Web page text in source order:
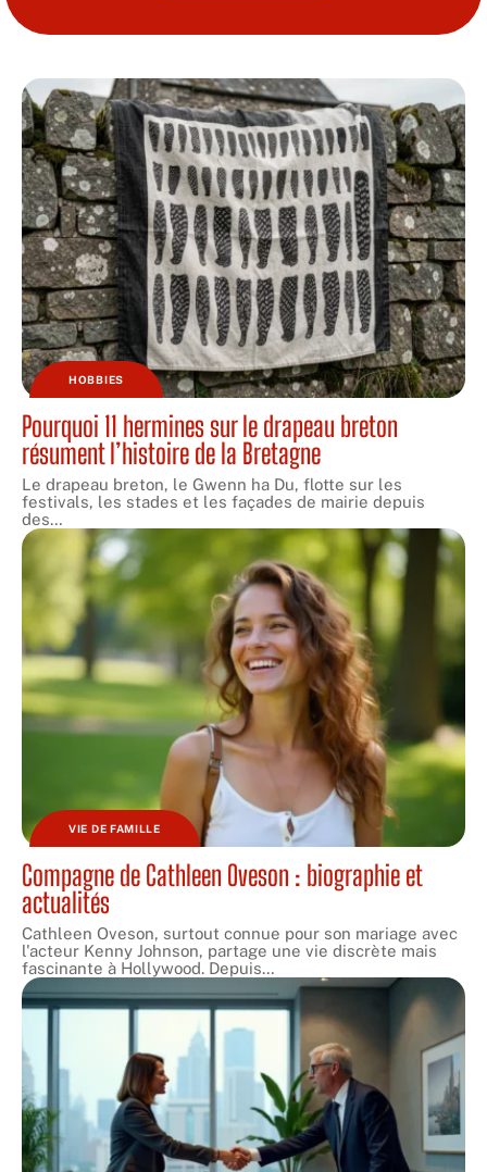
HOBBIES
Pourquoi 11 hermines sur le drapeau breton
résument l’histoire de la Bretagne
Le drapeau breton, le Gwenn ha Du, flotte sur les
festivals, les stades et les façades de mairie depuis
des…
VIE DE FAMILLE
Compagne de Cathleen Oveson : biographie et
actualités
Cathleen Oveson, surtout connue pour son mariage avec
l'acteur Kenny Johnson, partage une vie discrète mais
fascinante à Hollywood. Depuis…